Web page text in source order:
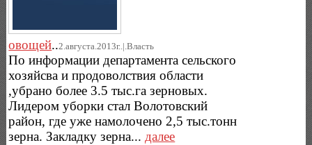
овощей..2.августа.2013г..|.Власть
По информации департамента сельского
хозяйсва и продоволствия области
,убрано более 3.5 тыс.га зерновых.
Лидером уборки стал Волотовский
район, где уже намолочено 2,5 тыс.тонн
зерна. Закладку зерна... далее